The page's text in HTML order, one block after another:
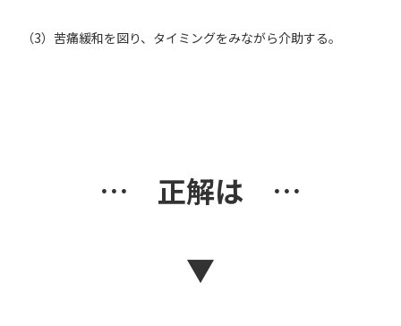
（3）苦痛緩和を図り、タイミングをみながら介助する。
… 正解は …
▼